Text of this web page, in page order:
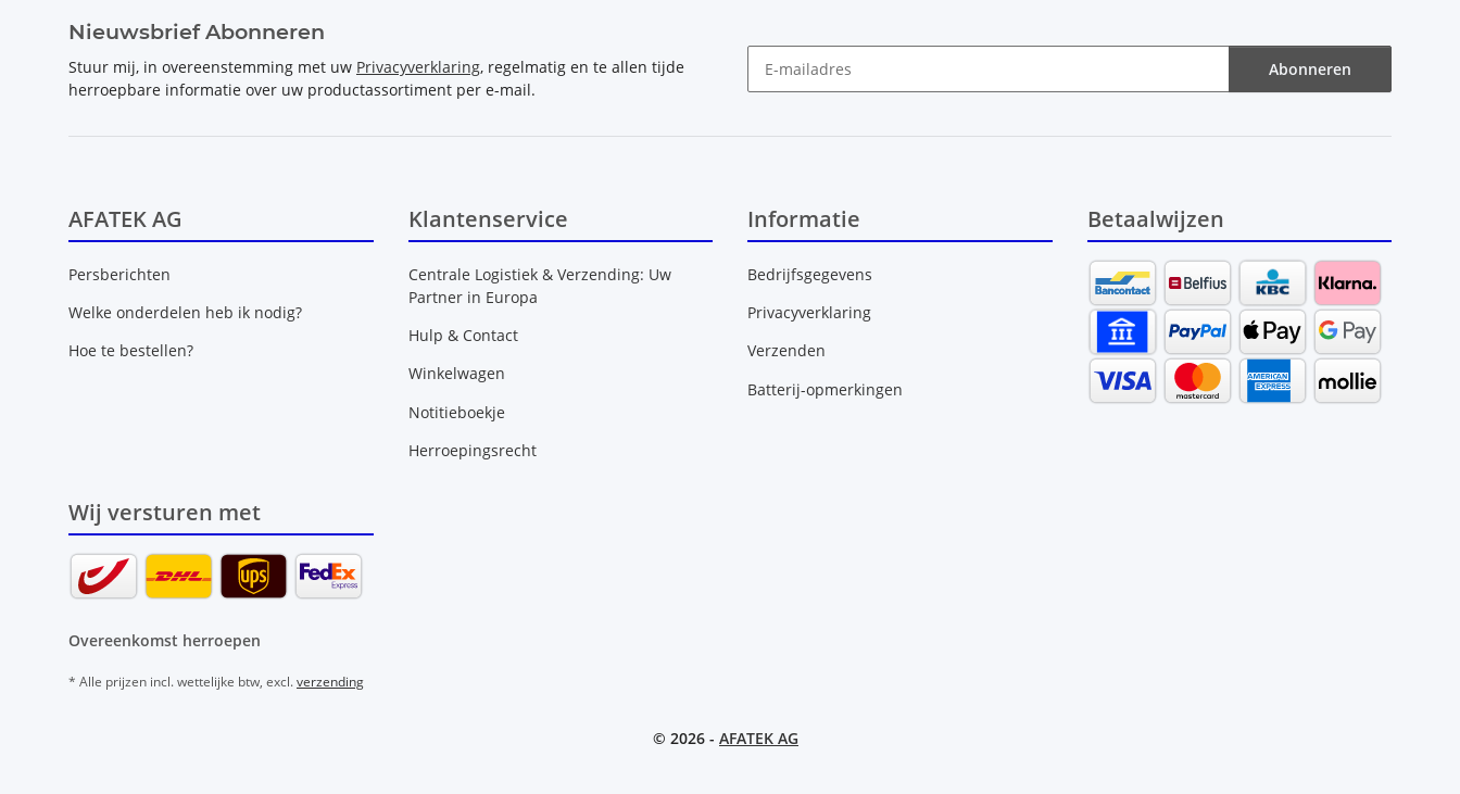
Nieuwsbrief Abonneren
Stuur mij, in overeenstemming met uw Privacyverklaring, regelmatig en te allen tijde
herroepbare informatie over uw productassortiment per e-mail.
Abonneren
AFATEK AG
Persberichten
Welke onderdelen heb ik nodig?
Hoe te bestellen?
Klantenservice
Centrale Logistiek & Verzending: Uw
Partner in Europa
Hulp & Contact
Winkelwagen
Notitieboekje
Herroepingsrecht
Informatie
Bedrijfsgegevens
Privacyverklaring
Verzenden
Batterij-opmerkingen
Betaalwijzen
Wij versturen met
Overeenkomst herroepen
* Alle prijzen incl. wettelijke btw, excl.verzending
© 2026 - AFATEK AG